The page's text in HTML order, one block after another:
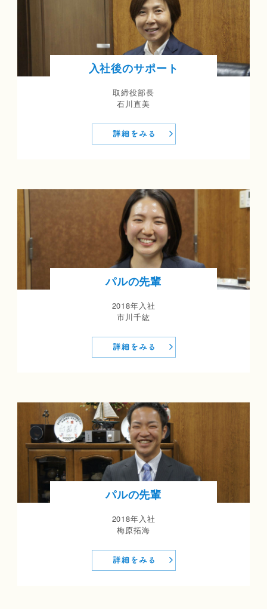
入社後のサポート
取締役部長
石川直美
パルの先輩
2018年入社
市川千紘
パルの先輩
2018年入社
梅原拓海